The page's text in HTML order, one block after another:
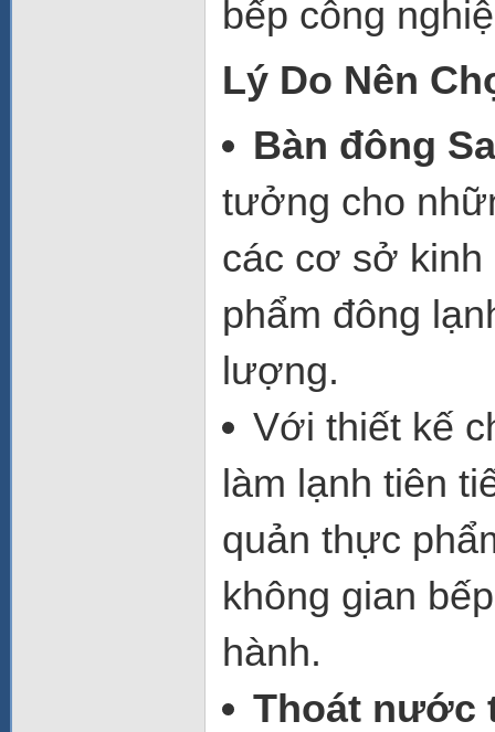
bếp công
Lý Do Nên
Bàn đông
tưởng cho
các cơ sở kinh
phẩm đông
lượng.
Với thiết kế
làm lạnh tiên
quản thực
không gian
hành.
Thoát nước